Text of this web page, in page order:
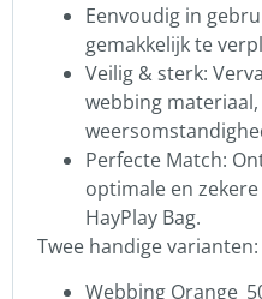
Eenvoudig in
gemakkelijk te
Veilig & sterk:
webbing
Perfecte Match:
optimale en
HayPlay Bag.
Twee handige varianten:
Webbing